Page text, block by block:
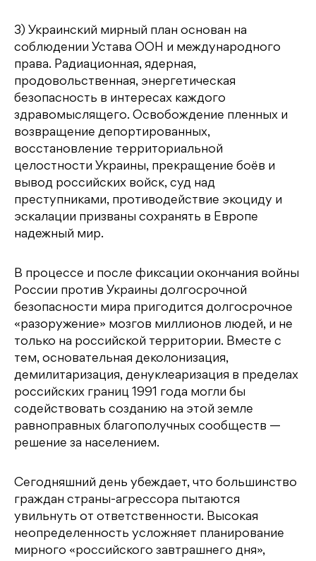
3) Украинский мирный план основан на
соблюдении Устава ООН и международного
права. Радиационная, ядерная,
продовольственная, энергетическая
безопасность в интересах каждого
здравомыслящего. Освобождение пленных и
возвращение депортированных,
восстановление территориальной
целостности Украины, прекращение боёв и
вывод российских войск, суд над
преступниками, противодействие экоциду и
эскалации призваны сохранять в Европе
надежный мир.
В процессе и после фиксации окончания войны
России против Украины долгосрочной
безопасности мира пригодится долгосрочное
«разоружение» мозгов миллионов людей, и не
только на российской территории. Вместе с
тем, основательная деколонизация,
демилитаризация, денуклеаризация в пределах
российских границ 1991 года могли бы
содействовать созданию на этой земле
равноправных благополучных сообществ —
решение за населением.
Сегодняшний день убеждает, что большинство
граждан страны-агрессора пытаются
увильнуть от ответственности. Высокая
неопределенность усложняет планирование
мирного «российского завтрашнего дня»,